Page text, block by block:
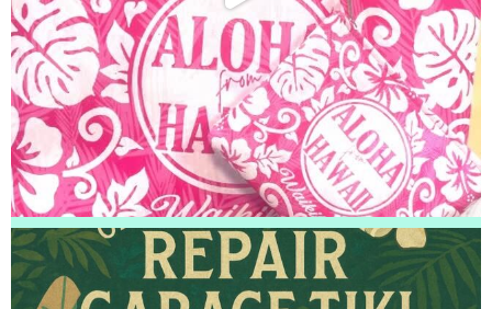
松戸市よりお越しのお客様のiPhone13の液晶交換をさせて頂きました！あ
りがとうございました！
2026/04/19
松戸市よりお越しのお客様のiPhone5の液晶交換をさせて頂きました！あり
がとうございました！
2026/04/18
松戸市よりお越しのお客様のiPhone12Proのガラス交換をさせて頂きまし
た！ありがとうございました！
2026/04/18
松戸市よりお越しのお客様のiPhoneSE3の液晶交換をさせて頂きました！
ありがとうございました！
2026/04/18
白井市よりお越しのお客様のiPhone12ProMaxのナノナインガラスコーティ
ングをさせて頂きました！ありがとうございました！
2026/04/17
松戸市よりお越しのお客様のiPhoneSE3の液晶交換をさせて頂きました！